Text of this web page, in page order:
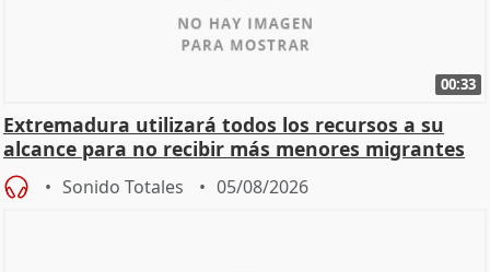
00:33
Extremadura utilizará todos los recursos a su
alcance para no recibir más menores migrantes
Sonido Totales 05/08/2026